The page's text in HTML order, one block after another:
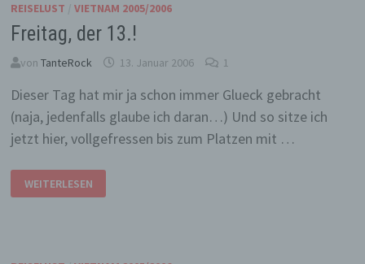
REISELUST VIETNAM 2005/2006
Freitag, der 13.!
von TanteRock 13. Januar 2006 1
Dieser Tag hat mir ja schon immer Glueck gebracht
(naja, jedenfalls glaube ich daran…) Und so sitze ich
jetzt hier, vollgefressen bis zum Platzen mit …
DER
13.!
WEITERLESEN